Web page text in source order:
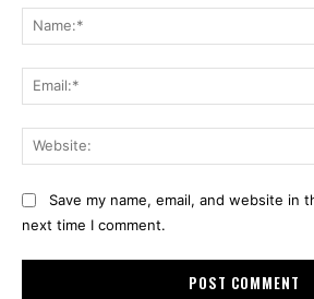
Save my name, email, and website in
next time I comment.